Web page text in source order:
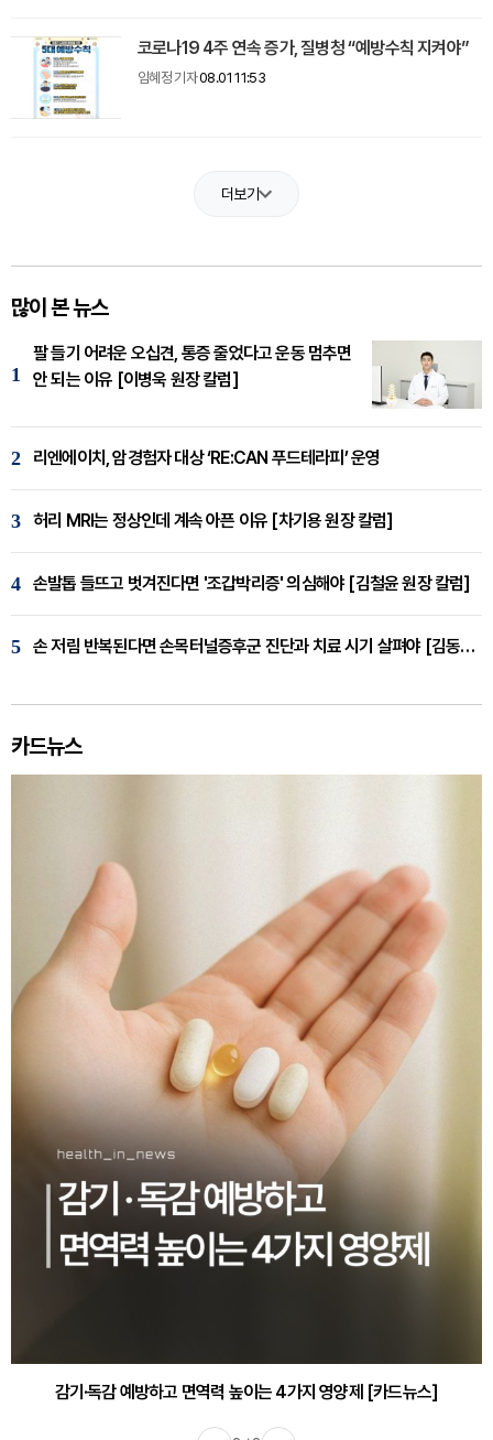
코로나19 4주 연속 증가, 질병청 “예방수칙 지켜야”
임혜정 기자08.01 11:53
더보기
많이 본 뉴스
1
팔 들기 어려운 오십견, 통증 줄었다고 운동 멈추면
안 되는 이유 [이병욱 원장 칼럼]
2 리엔에이치, 암경험자 대상 ‘RE:CAN 푸드테라피’ 운영
3 허리 MRI는 정상인데 계속 아픈 이유 [차기용 원장 칼럼]
4 손발톱 들뜨고 벗겨진다면 '조갑박리증' 의심해야 [김철윤 원장 칼럼]
5 손 저림 반복된다면 손목터널증후군 진단과 치료 시기 살펴야 [김동현 원장 칼럼]
카드뉴스
감기·독감 예방하고 면역력 높이는 4가지 영양제 [카드뉴스]